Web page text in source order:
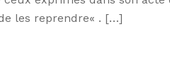
les reprendre« . […]